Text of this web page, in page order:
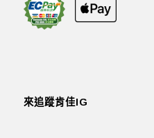
來追蹤肯佳IG